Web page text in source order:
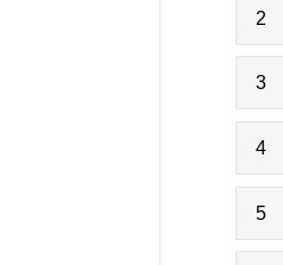
2
3
4
5